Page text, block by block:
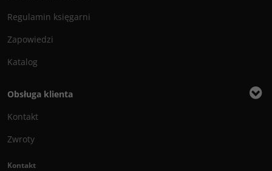
Regulamin księgarni
Zapowiedzi
Katalog
Obsługa klienta
Kontakt
Zwroty
Kontakt